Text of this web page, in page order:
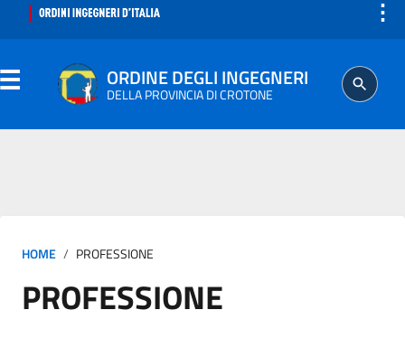
⋮
ORDINE DEGLI INGEGNERI
DELLA PROVINCIA DI CROTONE
ISCRITTO
PROFESSIONE
HOME PROFESSIONE
PROFESSIONE